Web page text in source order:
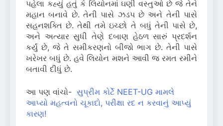
પહેલા કહ્યું હતું કે લિયોનમાં ઘણી વસ્તુઓ છે જે તેને
મહાન બનાવે છે. તેની પાસે ઝડપ છે અને તેની પાસે
સહનશક્તિ છે. તેથી તમે ઇચ્છો તે બધું તેની પાસે છે,
અને અત્યાર સુધી તેણે દબાણ હેઠળ સારું પ્રદર્શન
કર્યું છે, જે તે સમીકરણનો બીજો ભાગ છે. તેની પાસે
ખરેખર બધું છે. હવે લિયોન મશને આવી જ રમત રમીને
બતાવી દીધું છે.
આ પણ વાંચો- સુપ્રીમ કોર્ટે NEET-UG મામલે
આપ્યો મહત્વનો ચૂકાદો, પરીક્ષા રદ ન કરવાનું આપ્યું
કારણ!